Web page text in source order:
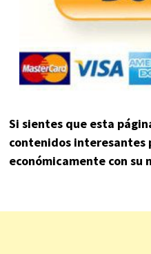
Si sientes que esta
contenidos interesantes
económicamente con su